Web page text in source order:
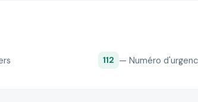
112 — Numéro